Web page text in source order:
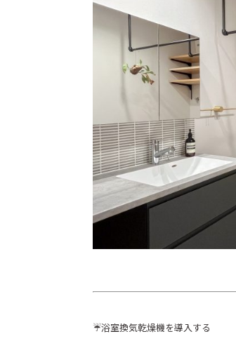
☔浴室換気乾燥機を導入する